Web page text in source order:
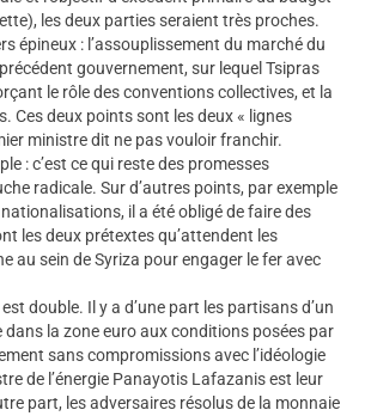
les deux parties seraient très proches.
épineux : l’assouplissement du marché du
gouvernement, sur lequel Tsipras
le rôle des conventions collectives, et la
Ces deux points sont les deux « lignes
ministre dit ne pas vouloir franchir.
: c’est ce qui reste des promesses
radicale. Sur d’autres points, par exemple
il a été obligé de faire des
les deux prétextes qu’attendent les
au sein de Syriza pour engager le fer avec
double. Il y a d’une part les partisans d’un
dans la zone euro aux conditions posées par
sans compromissions avec l’idéologie
de l’énergie Panayotis Lafazanis est leur
part, les adversaires résolus de la monnaie